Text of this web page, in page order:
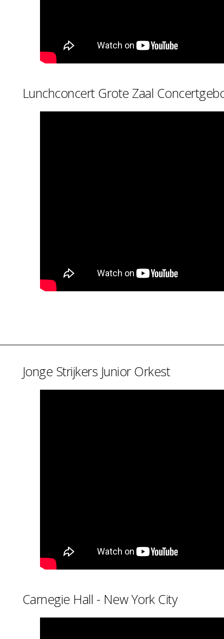
Lunchconcert Grote Zaal
Jonge Strijkers Junior Orkest
Carnegie Hall - New York City